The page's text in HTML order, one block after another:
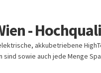
-
akkubetriebene
sind sowie auch jede Menge